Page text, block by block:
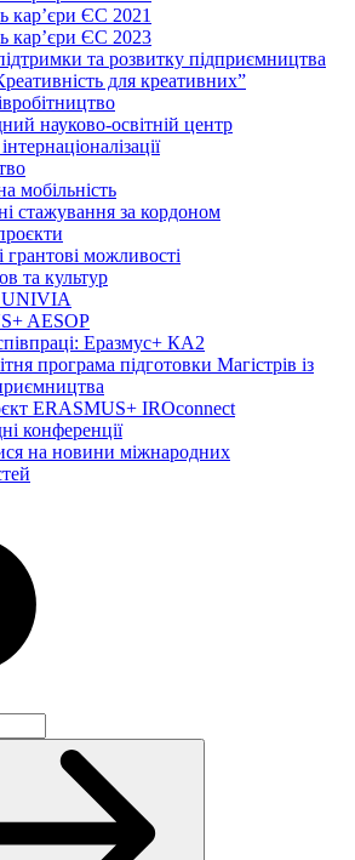
кар’єри ЄС 2021
кар’єри ЄС 2023
та розвитку підприємництва
для креативних”
науково-освітній центр
мобільність
стажування за кордоном
грантові можливості
та культур
UNIVIA
AESOP
Еразмус+ КА2
програма підготовки Магістрів із
ERASMUS+ IROconnect
конференції
на новини міжнародних